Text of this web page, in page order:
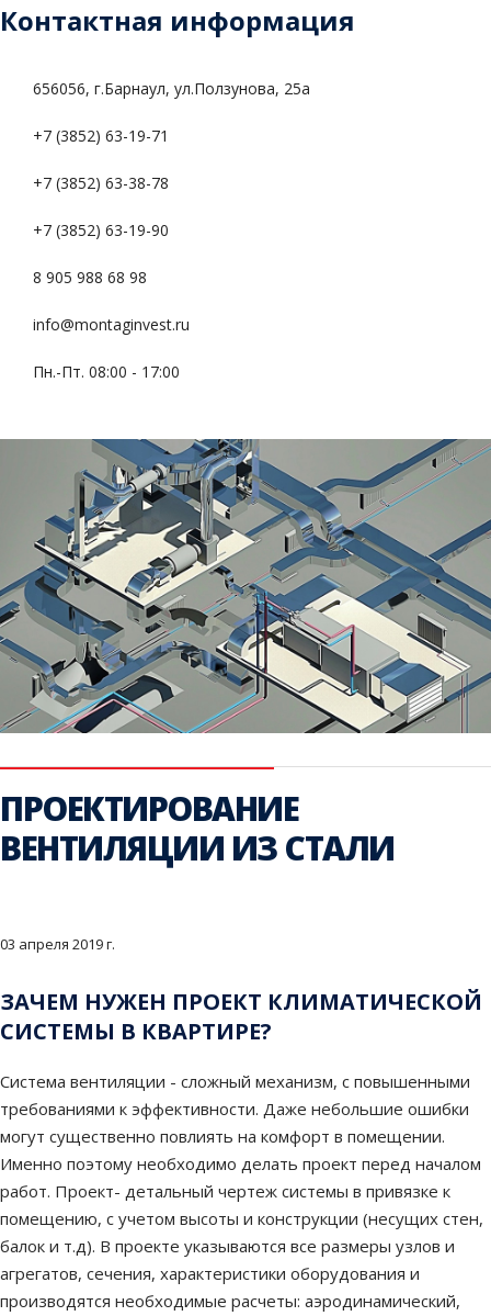
Контактная информация
656056, г.Барнаул, ул.Ползунова, 25а
+7 (3852) 63-19-71
+7 (3852) 63-38-78
+7 (3852) 63-19-90
8 905 988 68 98
info@montaginvest.ru
Пн.-Пт. 08:00 - 17:00
ПРОЕКТИРОВАНИЕ
ВЕНТИЛЯЦИИ ИЗ СТАЛИ
03 апреля 2019 г.
ЗАЧЕМ НУЖЕН ПРОЕКТ КЛИМАТИЧЕСКОЙ
СИСТЕМЫ В КВАРТИРЕ?
Система вентиляции - сложный механизм, с повышенными
требованиями к эффективности. Даже небольшие ошибки
могут существенно повлиять на комфорт в помещении.
Именно поэтому необходимо делать проект перед началом
работ. Проект- детальный чертеж системы в привязке к
помещению, с учетом высоты и конструкции (несущих стен,
балок и т.д). В проекте указываются все размеры узлов и
агрегатов, сечения, характеристики оборудования и
производятся необходимые расчеты: аэродинамический,